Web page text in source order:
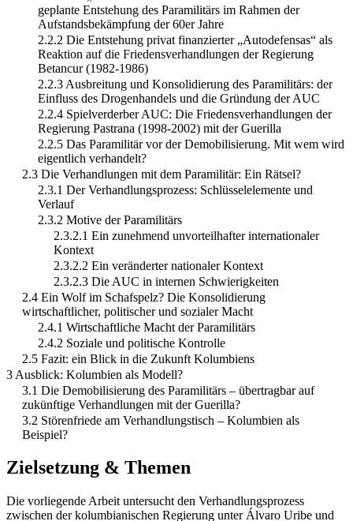
geplante Entstehung des Paramilitärs im Rahmen der
Aufstandsbekämpfung der 60er Jahre
2.2.2 Die Entstehung privat finanzierter „Autodefensas“ als
Reaktion auf die Friedensverhandlungen der Regierung
Betancur (1982-1986)
2.2.3 Ausbreitung und Konsolidierung des Paramilitärs: der
Einfluss des Drogenhandels und die Gründung der AUC
2.2.4 Spielverderber AUC: Die Friedensverhandlungen der
Regierung Pastrana (1998-2002) mit der Guerilla
2.2.5 Das Paramilitär vor der Demobilisierung. Mit wem wird
eigentlich verhandelt?
2.3 Die Verhandlungen mit dem Paramilitär: Ein Rätsel?
2.3.1 Der Verhandlungsprozess: Schlüsselelemente und
Verlauf
2.3.2 Motive der Paramilitärs
2.3.2.1 Ein zunehmend unvorteilhafter internationaler
Kontext
2.3.2.2 Ein veränderter nationaler Kontext
2.3.2.3 Die AUC in internen Schwierigkeiten
2.4 Ein Wolf im Schafspelz? Die Konsolidierung
wirtschaftlicher, politischer und sozialer Macht
2.4.1 Wirtschaftliche Macht der Paramilitärs
2.4.2 Soziale und politische Kontrolle
2.5 Fazit: ein Blick in die Zukunft Kolumbiens
3 Ausblick: Kolumbien als Modell?
3.1 Die Demobilisierung des Paramilitärs – übertragbar auf
zukünftige Verhandlungen mit der Guerilla?
3.2 Störenfriede am Verhandlungstisch – Kolumbien als
Beispiel?
Zielsetzung & Themen
Die vorliegende Arbeit untersucht den Verhandlungsprozess
zwischen der kolumbianischen Regierung unter Álvaro Uribe und